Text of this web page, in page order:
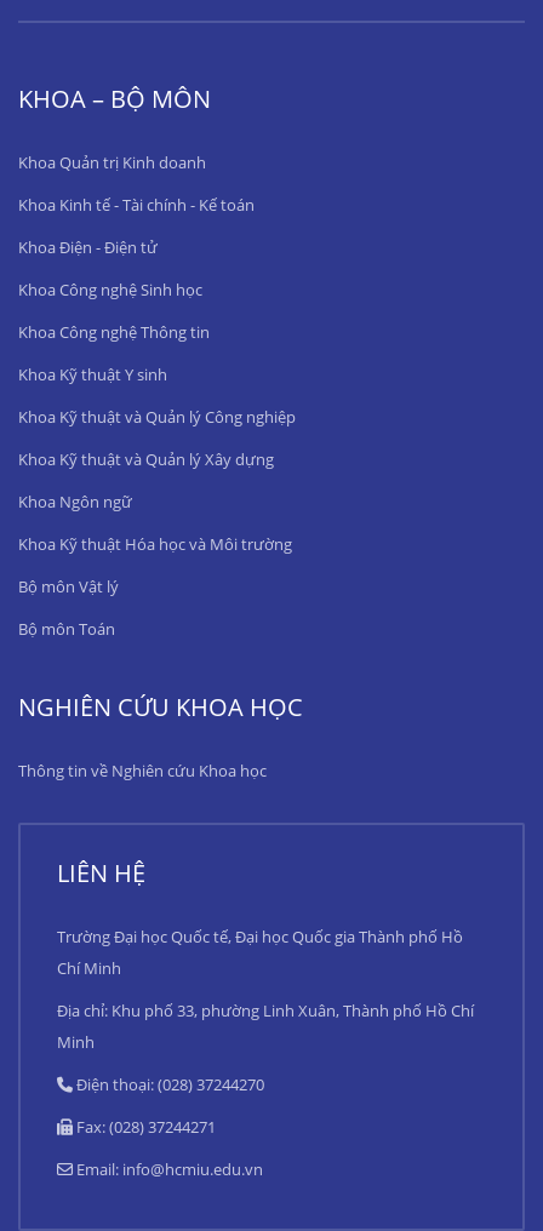
KHOA – BỘ MÔN
Khoa Quản trị Kinh doanh
Khoa Kinh tế - Tài chính - Kế toán
Khoa Điện - Điện tử
Khoa Công nghệ Sinh học
Khoa Công nghệ Thông tin
Khoa Kỹ thuật Y sinh
Khoa Kỹ thuật và Quản lý Công nghiệp
Khoa Kỹ thuật và Quản lý Xây dựng
Khoa Ngôn ngữ
Khoa Kỹ thuật Hóa học và Môi trường
Bộ môn Vật lý
Bộ môn Toán
NGHIÊN CỨU KHOA HỌC
Thông tin về Nghiên cứu Khoa học
LIÊN HỆ
Trường Đại học Quốc tế, Đại học Quốc gia Thành phố Hồ
Chí Minh
Địa chỉ: Khu phố 33, phường Linh Xuân, Thành phố Hồ Chí
Minh
Điện thoại: (028) 37244270
Fax: (028) 37244271
Email: info@hcmiu.edu.vn